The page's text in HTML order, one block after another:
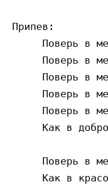
Припев:
Поверь в
Поверь в
Поверь в
Поверь в
Поверь в
Как в
Поверь в
Как в